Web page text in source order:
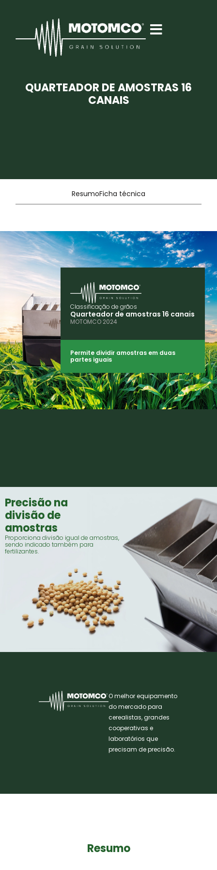
QUARTEADOR DE AMOSTRAS 16
CANAIS
ResumoFicha técnica
Classificação de grãos
Quarteador de amostras 16 canais
MOTOMCO 2024
Permite dividir amostras em duas
partes iguais
Precisão na
divisão de
amostras
Proporciona divisão igual de amostras,
sendo indicado também para
fertilizantes.
O melhor equipamento
do mercado para
cerealistas, grandes
cooperativas e
laboratórios que
precisam de precisão.
Resumo